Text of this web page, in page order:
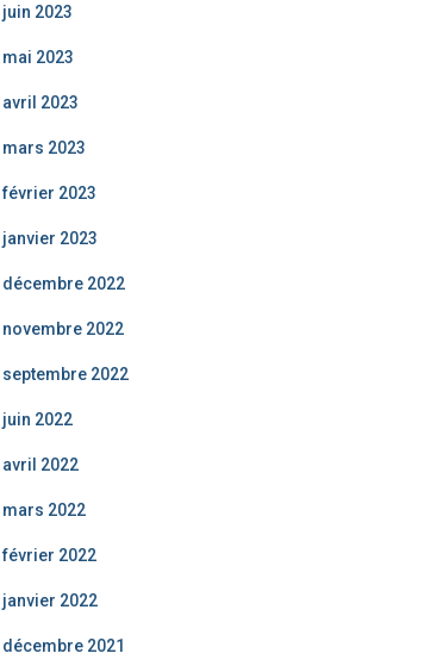
juin 2023
mai 2023
avril 2023
mars 2023
février 2023
janvier 2023
décembre 2022
novembre 2022
septembre 2022
juin 2022
avril 2022
mars 2022
février 2022
janvier 2022
décembre 2021